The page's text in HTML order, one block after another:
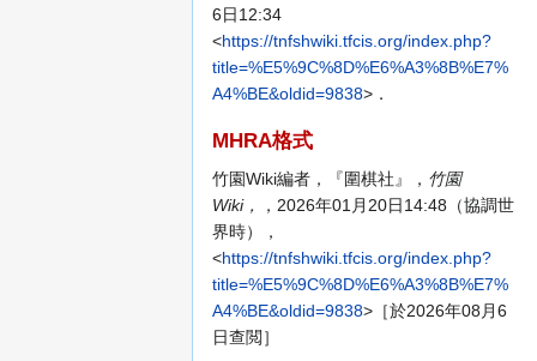
6日12:34
<https://tnfshwiki.tfcis.org/index.php?
title=%E5%9C%8D%E6%A3%8B%E7%
A4%BE&oldid=9838>．
MHRA格式
竹園Wiki編者，『圍棋社』， 竹園
Wiki，
，2026年01月20日14:48（協調世
界時），
<https://tnfshwiki.tfcis.org/index.php?
title=%E5%9C%8D%E6%A3%8B%E7%
A4%BE&oldid=9838>［於2026年08月6
日查閲］